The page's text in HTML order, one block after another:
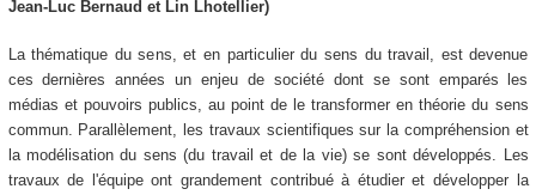
Jean-Luc Bernaud et Lin Lhotellier)
La thématique du sens, et en particulier du sens du travail, est devenue
ces dernières années un enjeu de société dont se sont emparés les
médias et pouvoirs publics, au point de le transformer en théorie du sens
commun. Parallèlement, les travaux scientifiques sur la compréhension et
la modélisation du sens (du travail et de la vie) se sont développés. Les
travaux de l'équipe ont grandement contribué à étudier et développer la